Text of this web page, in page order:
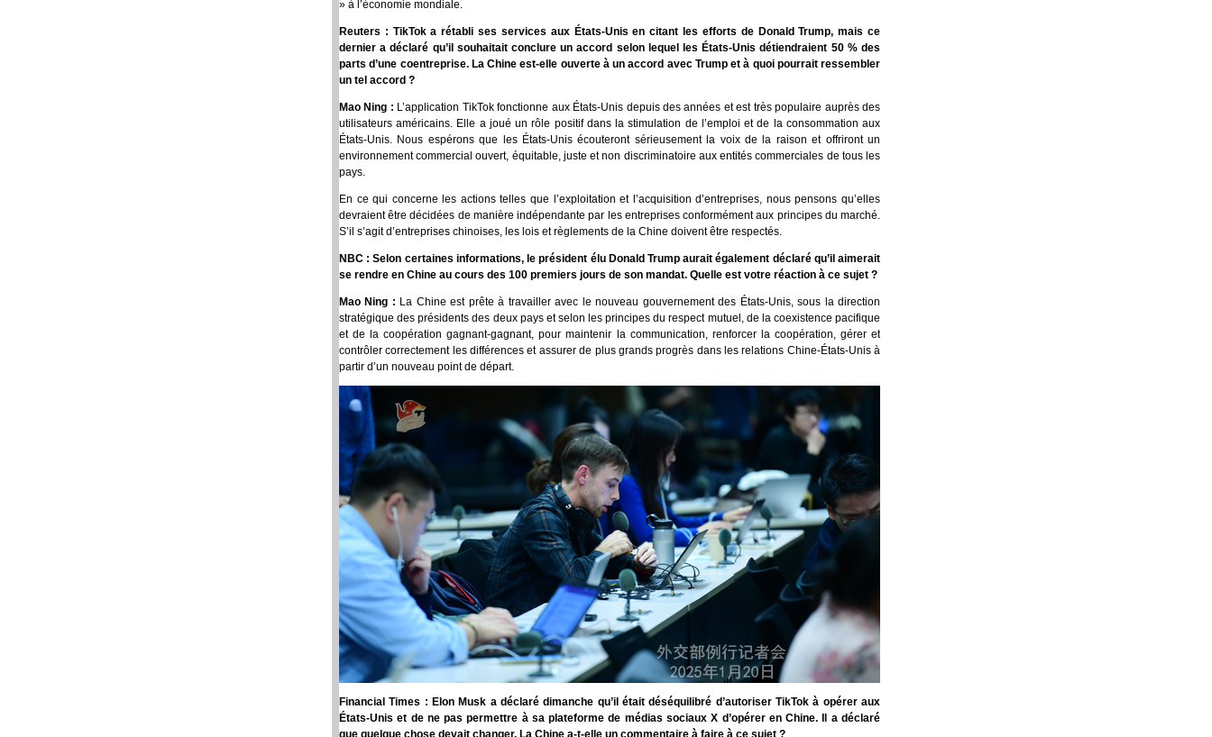
» à l’économie mondiale.
Reuters : TikTok a rétabli ses services aux États-Unis en citant les efforts de Donald Trump, mais ce
dernier a déclaré qu’il souhaitait conclure un accord selon lequel les États-Unis détiendraient 50 % des
parts d’une coentreprise. La Chine est-elle ouverte à un accord avec Trump et à quoi pourrait ressembler
un tel accord ?
Mao Ning : L’application TikTok fonctionne aux États-Unis depuis des années et est très populaire auprès des
utilisateurs américains. Elle a joué un rôle positif dans la stimulation de l’emploi et de la consommation aux
États-Unis. Nous espérons que les États-Unis écouteront sérieusement la voix de la raison et offriront un
environnement commercial ouvert, équitable, juste et non discriminatoire aux entités commerciales de tous les
pays.
En ce qui concerne les actions telles que l’exploitation et l’acquisition d’entreprises, nous pensons qu’elles
devraient être décidées de manière indépendante par les entreprises conformément aux principes du marché.
S’il s’agit d’entreprises chinoises, les lois et règlements de la Chine doivent être respectés.
NBC : Selon certaines informations, le président élu Donald Trump aurait également déclaré qu’il aimerait
se rendre en Chine au cours des 100 premiers jours de son mandat. Quelle est votre réaction à ce sujet ?
Mao Ning : La Chine est prête à travailler avec le nouveau gouvernement des États-Unis, sous la direction
stratégique des présidents des deux pays et selon les principes du respect mutuel, de la coexistence pacifique
et de la coopération gagnant-gagnant, pour maintenir la communication, renforcer la coopération, gérer et
contrôler correctement les différences et assurer de plus grands progrès dans les relations Chine-États-Unis à
partir d’un nouveau point de départ.
Financial Times : Elon Musk a déclaré dimanche qu’il était déséquilibré d’autoriser TikTok à opérer aux
États-Unis et de ne pas permettre à sa plateforme de médias sociaux X d’opérer en Chine. Il a déclaré
que quelque chose devait changer. La Chine a-t-elle un commentaire à faire à ce sujet ?